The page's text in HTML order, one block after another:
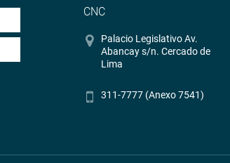
CNC
Palacio Legislativo Av.
Abancay s/n. Cercado de
Lima
311-7777 (Anexo 7541)